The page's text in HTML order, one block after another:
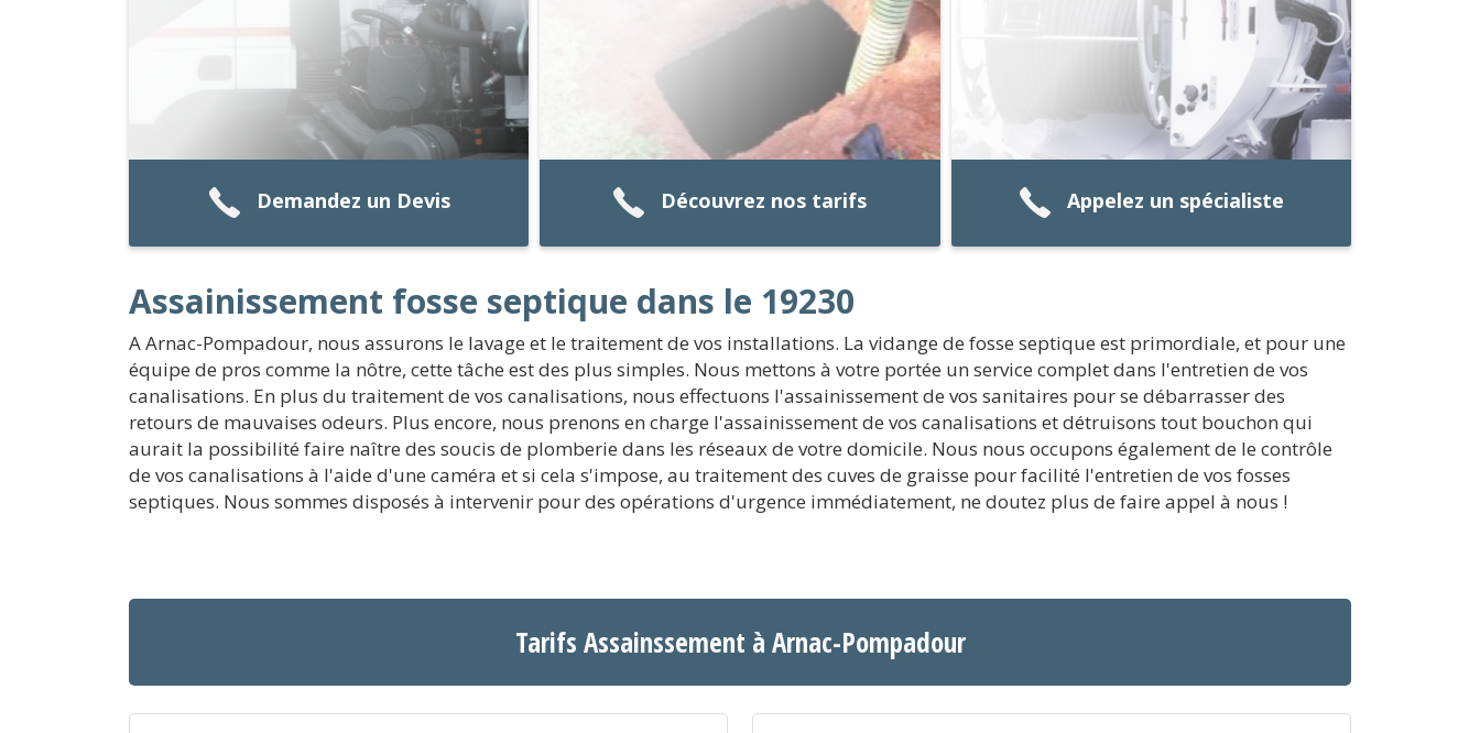
Demandez un Devis Découvrez nos tarifs Appelez un spécialiste
Assainissement fosse septique dans le 19230
A Arnac-Pompadour, nous assurons le lavage et le traitement de vos installations. La vidange de fosse septique est primordiale, et pour une
équipe de pros comme la nôtre, cette tâche est des plus simples. Nous mettons à votre portée un service complet dans l'entretien de vos
canalisations. En plus du traitement de vos canalisations, nous effectuons l'assainissement de vos sanitaires pour se débarrasser des
retours de mauvaises odeurs. Plus encore, nous prenons en charge l'assainissement de vos canalisations et détruisons tout bouchon qui
aurait la possibilité faire naître des soucis de plomberie dans les réseaux de votre domicile. Nous nous occupons également de le contrôle
de vos canalisations à l'aide d'une caméra et si cela s'impose, au traitement des cuves de graisse pour facilité l'entretien de vos fosses
septiques. Nous sommes disposés à intervenir pour des opérations d'urgence immédiatement, ne doutez plus de faire appel à nous !
Tarifs Assainssement à Arnac-Pompadour